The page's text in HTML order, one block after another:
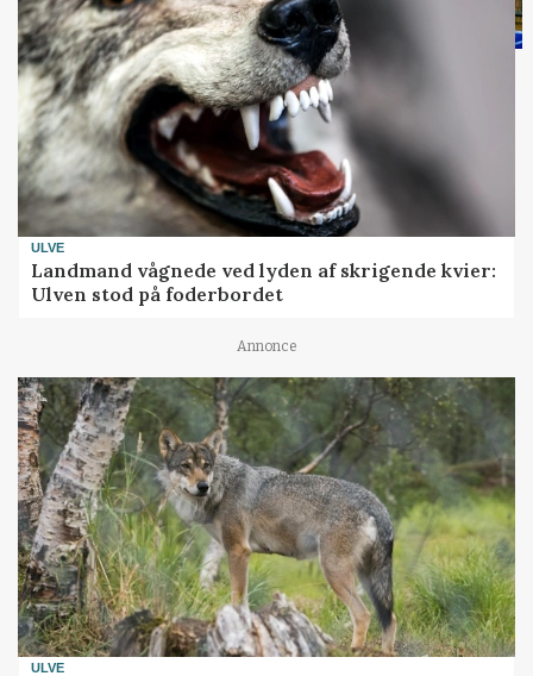
ULVE
Landmand vågnede ved lyden af skrigende kvier:
Ulven stod på foderbordet
Annonce
ULVE